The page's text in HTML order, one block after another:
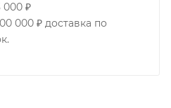
000 ₽
000 ₽ доставка по